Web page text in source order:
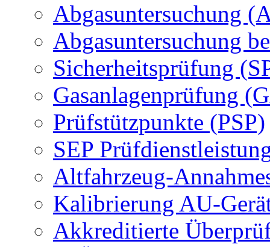
Abgasuntersuchung
Abgasuntersuchung
Sicherheitsprüfung
Gasanlagenprüfung
Prüfstützpunkte (PSP)
SEP
Altfahrzeug-
Kalibrierung AU-
Akkreditierte